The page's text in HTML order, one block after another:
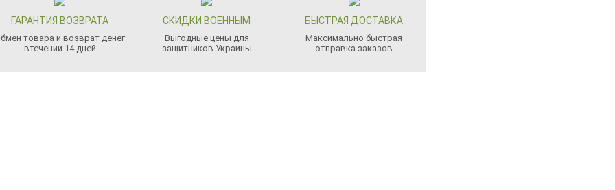
ГАРАНТИЯ ВОЗВРАТА
товара и возврат денег
втечении 14 дней
СКИДКИ ВОЕННЫМ
Выгодные цены для
защитников Украины
БЫСТРАЯ ДОСТАВКА
Максимально быстрая
отправка заказов